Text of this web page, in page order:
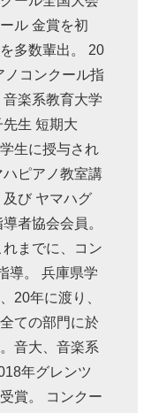
ル 金賞を初
多数輩出。 20
ノコンクール指
楽系教育大学
生 短期大
生に授与され
ピアノ教室講
び ヤマハグ
者協会会員。
までに、コン
導。 兵庫県学
20年に渡り、
ての部門に於
音大、音楽系
年グレンツ
賞。 コンクー